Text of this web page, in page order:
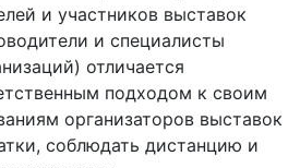
и участников выставок
и специалисты
отличается
подходом к своим
организаторов выставок
соблюдать дистанцию и